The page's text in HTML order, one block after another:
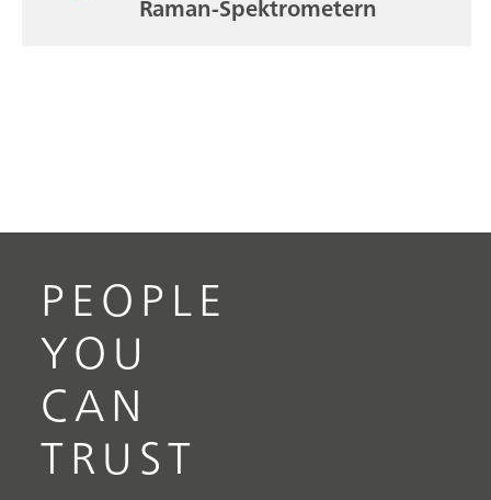
Raman-Spektrometern
PEOPLE
YOU
CAN
TRUST